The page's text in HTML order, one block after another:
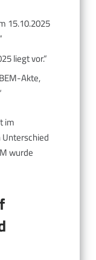
15.10.2025
liegt vor.“
Akte,
im
wurde